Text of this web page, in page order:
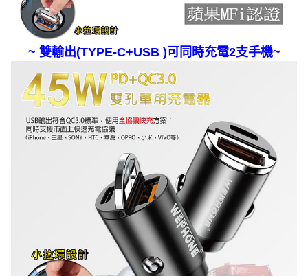
~ 雙輸出(TYPE-C+USB )可同時充電2支手機~